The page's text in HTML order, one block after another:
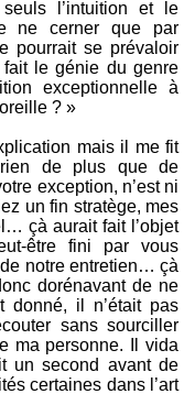
l’intuition et le
ne cerner que par
pourrait se prévaloir
le génie du genre
exceptionnelle à
? »
mais il me fit
rien de plus que de
exception, n’est ni
un fin stratège, mes
çà aurait fait l’objet
être fini par vous
notre entretien… çà
dorénavant de ne
donné, il n’était pas
sans sourciller
ma personne. Il vida
un second avant de
certaines dans l’art